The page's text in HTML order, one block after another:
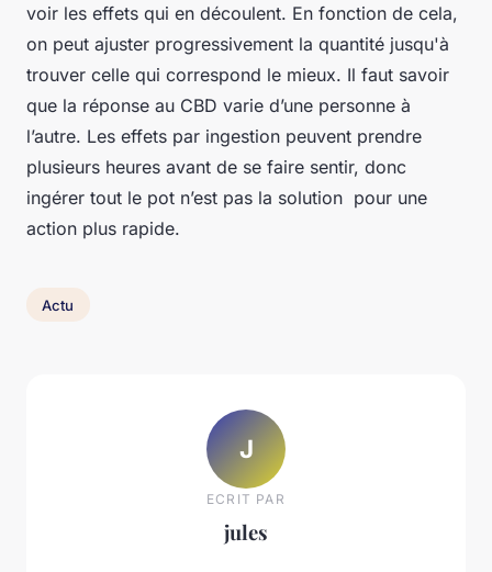
voir les effets qui en découlent. En fonction de cela,
on peut ajuster progressivement la quantité jusqu'à
trouver celle qui correspond le mieux. Il faut savoir
que la réponse au CBD varie d’une personne à
l’autre. Les effets par ingestion peuvent prendre
plusieurs heures avant de se faire sentir, donc
ingérer tout le pot n’est pas la solution pour une
action plus rapide.
Actu
J
ECRIT PAR
jules